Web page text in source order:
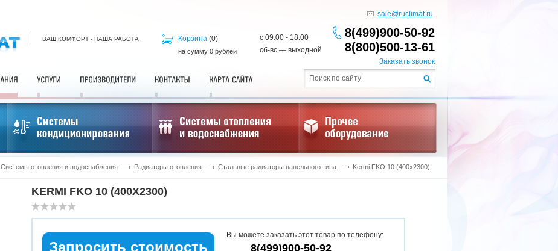
ВАШ КОМФОРТ - НАША РАБОТА Корзина (0)
на сумму 0 рублей
с 09.00 - 18.00
сб-вс — выходной
sale@ruclimat.ru
8(499)900-50-92
8(800)500-13-61
Заказать звонок
Системы отопления и водоснабжения Радиаторы отопления Стальные радиаторы панельного типа Kermi FKO 10 (400x2300)
KERMI FKO 10 (400X2300)
Запросить стоимость
Вы можете заказать этот товар по телефону:
8(499)900-50-92